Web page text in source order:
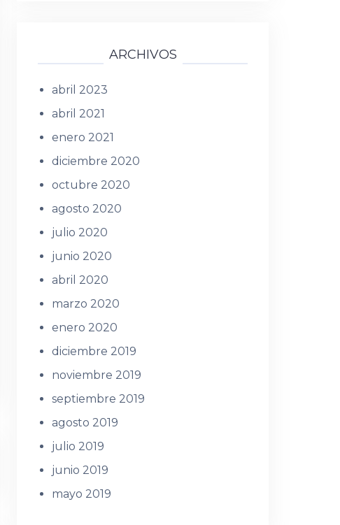
ARCHIVOS
abril 2023
abril 2021
enero 2021
diciembre 2020
octubre 2020
agosto 2020
julio 2020
junio 2020
abril 2020
marzo 2020
enero 2020
diciembre 2019
noviembre 2019
septiembre 2019
agosto 2019
julio 2019
junio 2019
mayo 2019